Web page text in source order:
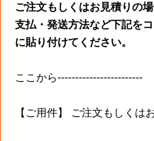
ご注文もしくはお見積りの
支払・発送方法など下記を
に貼り付けてください。
ここから------------------------
【ご用件】 ご注文もしくは